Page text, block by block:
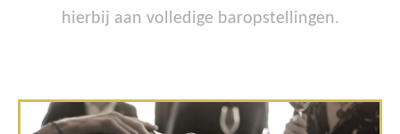
hierbij aan volledige baropstellingen.